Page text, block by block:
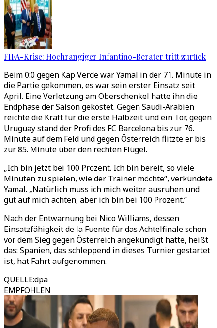
FIFA-Krise: Hochrangiger Infantino-Berater tritt zurück
Beim 0:0 gegen Kap Verde war Yamal in der 71. Minute in
die Partie gekommen, es war sein erster Einsatz seit
April. Eine Verletzung am Oberschenkel hatte ihn die
Endphase der Saison gekostet. Gegen Saudi-Arabien
reichte die Kraft für die erste Halbzeit und ein Tor, gegen
Uruguay stand der Profi des FC Barcelona bis zur 76.
Minute auf dem Feld und gegen Österreich flitzte er bis
zur 85. Minute über den rechten Flügel.
„Ich bin jetzt bei 100 Prozent. Ich bin bereit, so viele
Minuten zu spielen, wie der Trainer möchte“, verkündete
Yamal. „Natürlich muss ich mich weiter ausruhen und
gut auf mich achten, aber ich bin bei 100 Prozent.“
Nach der Entwarnung bei Nico Williams, dessen
Einsatzfähigkeit de la Fuente für das Achtelfinale schon
vor dem Sieg gegen Österreich angekündigt hatte, heißt
das: Spanien, das schleppend in dieses Turnier gestartet
ist, hat Fahrt aufgenommen.
QUELLE:dpa
EMPFOHLEN